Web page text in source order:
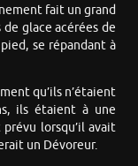
fait un grand
glace acérées de
se répandant à
qu’ils n’étaient
ils étaient à une
lorsqu’il avait
un Dévoreur.